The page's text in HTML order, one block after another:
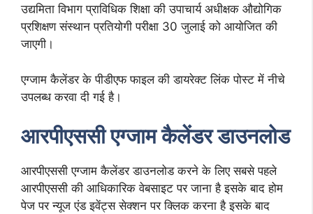
उद्यमिता विभाग प्राविधिक शिक्षा की उपाचार्य अधीक्षक औद्योगिक
प्रशिक्षण संस्थान प्रतियोगी परीक्षा 30 जुलाई को आयोजित की
जाएगी।
एग्जाम कैलेंडर के पीडीएफ फाइल की डायरेक्ट लिंक पोस्ट में नीचे
उपलब्ध करवा दी गई है।
आरपीएससी एग्जाम कैलेंडर डाउनलोड
आरपीएससी एग्जाम कैलेंडर डाउनलोड करने के लिए सबसे पहले
आरपीएससी की आधिकारिक वेबसाइट पर जाना है इसके बाद होम
पेज पर न्यूज एंड इवेंट्स सेक्शन पर क्लिक करना है इसके बाद